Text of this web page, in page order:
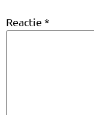
Reactie *